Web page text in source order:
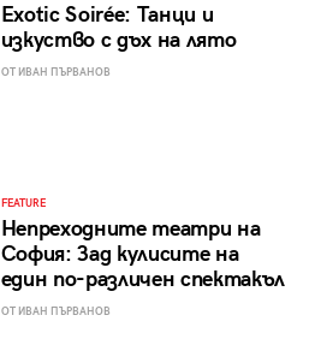
Exotic Soirée: Танци и
изкуство с дъх на лято
ОТ ИВАН ПЪРВАНОВ
FEATURE
Непреходните театри на
София: Зад кулисите на
един по-различен спектакъл
ОТ ИВАН ПЪРВАНОВ